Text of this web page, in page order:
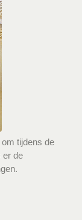
tijdens de
er de